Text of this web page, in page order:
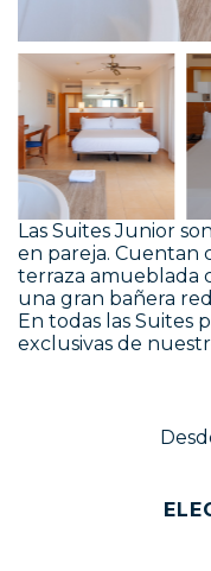
Las Suites Junior
en pareja. Cuentan
terraza amueblada
una gran bañera
En todas las Suites
exclusivas de